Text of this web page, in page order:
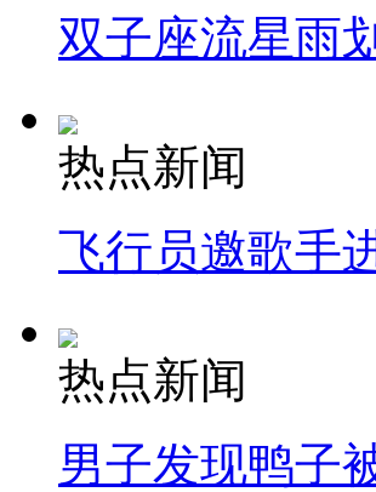
双子座流星雨
热点新闻
飞行员邀歌手
热点新闻
男子发现鸭子